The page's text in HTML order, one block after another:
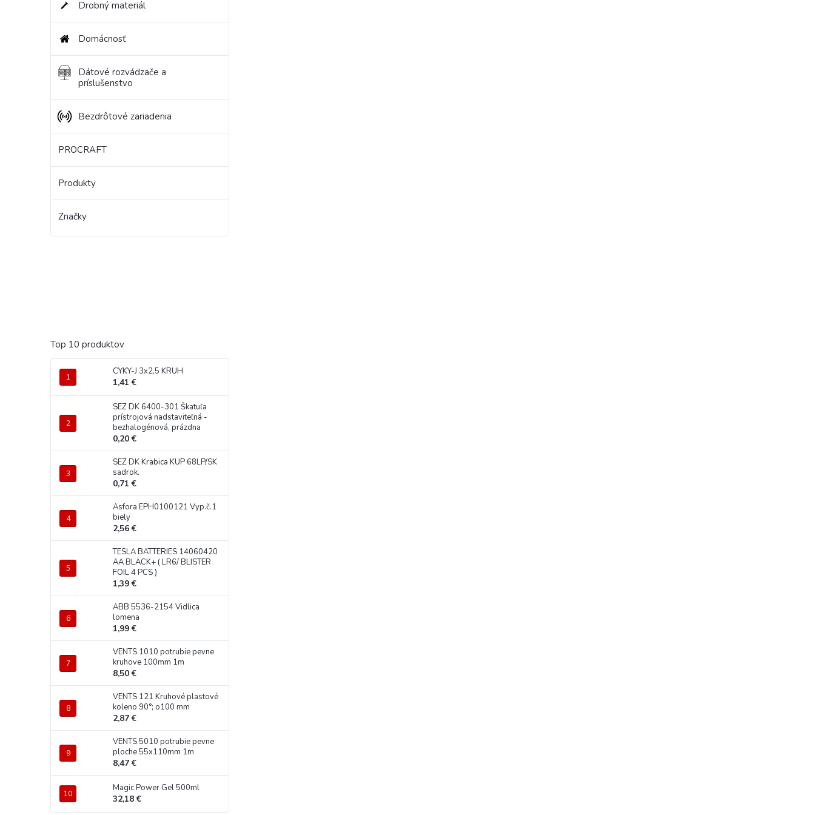
Drobný materiál
Domácnosť
Dátové rozvádzače a
príslušenstvo
Bezdrôtové zariadenia
PROCRAFT
Produkty
Značky
Top 10 produktov
CYKY-J 3x2,5 KRUH
1,41 €
SEZ DK 6400-301 Škatuľa
prístrojová nadstaviteľná -
bezhalogénová, prázdna
0,20 €
SEZ DK Krabica KUP 68LP/SK
sadrok.
0,71 €
Asfora EPH0100121 Vyp.č.1
biely
2,56 €
TESLA BATTERIES 14060420
AA BLACK+ ( LR6/ BLISTER
FOIL 4 PCS )
1,39 €
ABB 5536-2154 Vidlica
lomena
1,99 €
VENTS 1010 potrubie pevne
kruhove 100mm 1m
8,50 €
VENTS 121 Kruhové plastové
koleno 90°; o100 mm
2,87 €
VENTS 5010 potrubie pevne
ploche 55x110mm 1m
8,47 €
Magic Power Gel 500ml
32,18 €